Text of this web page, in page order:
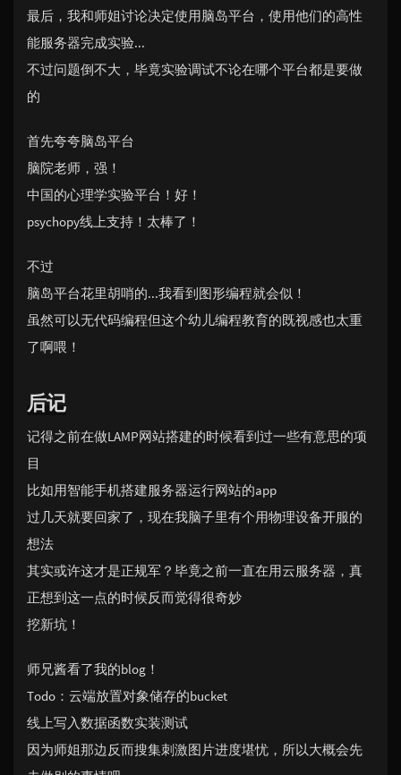
最后，我和师姐讨论决定使用脑岛平台，使用他们的高性
能服务器完成实验...
不过问题倒不大，毕竟实验调试不论在哪个平台都是要做
的
首先夸夸脑岛平台
脑院老师，强！
中国的心理学实验平台！好！
psychopy线上支持！太棒了！
不过
脑岛平台花里胡哨的...我看到图形编程就会似！
虽然可以无代码编程但这个幼儿编程教育的既视感也太重
了啊喂！
后记
记得之前在做LAMP网站搭建的时候看到过一些有意思的项
目
比如用智能手机搭建服务器运行网站的app
过几天就要回家了，现在我脑子里有个用物理设备开服的
想法
其实或许这才是正规军？毕竟之前一直在用云服务器，真
正想到这一点的时候反而觉得很奇妙
挖新坑！
师兄酱看了我的blog！
Todo：云端放置对象储存的bucket
线上写入数据函数实装测试
因为师姐那边反而搜集刺激图片进度堪忧，所以大概会先